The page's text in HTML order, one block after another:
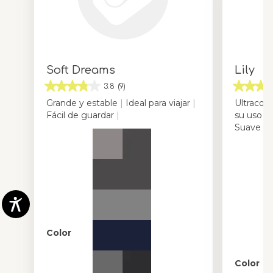
Easy
to
move
bag At
Soft Dreams
3.8 (9)
Grande y estable | Ideal para viajar |
Fácil de guardar |
Color
Lily
su uso
Suave y
Color